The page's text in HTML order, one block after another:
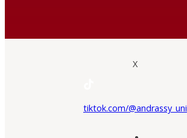
X
tiktok.com/@andrassy_uni